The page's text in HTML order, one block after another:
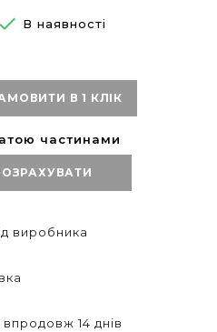
 В наявності
В 1 КЛІК
частинами
виробника
14 днів